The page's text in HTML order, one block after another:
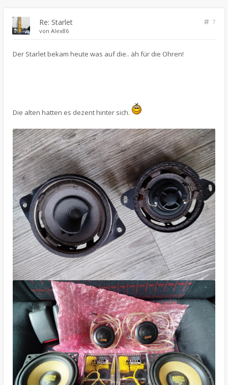
Re: Starlet
7
von Alex86
Der Starlet bekam heute was auf die.. äh für die Ohren!
Die alten hatten es dezent hinter sich.